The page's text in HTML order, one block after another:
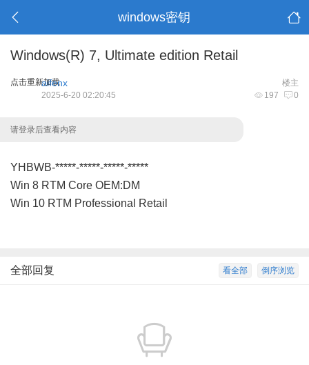
windows密钥
Windows(R) 7, Ultimate edition Retail
点击重新加载 楼主
aifenx
197 0
2025-6-20 02:20:45
请登录后查看内容
YHBWB-*****-*****-*****-*****
Win 8 RTM Core OEM:DM
Win 10 RTM Professional Retail
倒序浏览
看全部
全部回复